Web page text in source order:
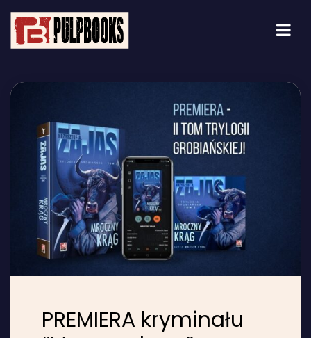
PREMIERA kryminału